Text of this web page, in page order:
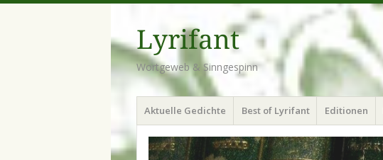
Lyrifant
Wortgeweb & Sinngespinn
Menü
Zum
Inhalt
springen
Aktuelle Gedichte Best of Lyrifant Editionen